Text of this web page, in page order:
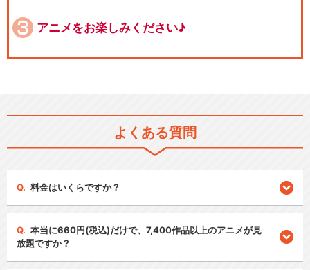
アニメをお楽しみください♪
よくある質問
料金はいくらですか？
本当に660円(税込)だけで、7,400作品以上のアニメが見
放題ですか？